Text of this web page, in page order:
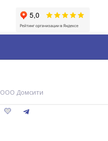
ООО Домсити